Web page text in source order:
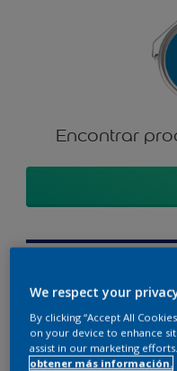
Encontrar
Visualiza el
We respect your
By clicking “Accept All
on your device to enhance
assist in our marketing efforts.
obtener más información.